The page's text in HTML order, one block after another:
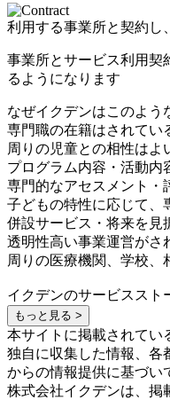
利用する事業所と契約し
事業所とサービス利用契
るようになります
なぜイクデンはこのよう
専門職の在籍はされてい
周りの児童との相性はよ
プログラム内容・活動内
専門的なアセスメント・
子どもの特性に応じて、
併設サービス・将来を見
透明性高い事業運営がさ
周りの医療機関、学校、
イクデンのサービススト
もっと見る >
本サイトに掲載されてい
独自に収集した情報、各
からの情報提供に基づい
株式会社イクデンは、掲